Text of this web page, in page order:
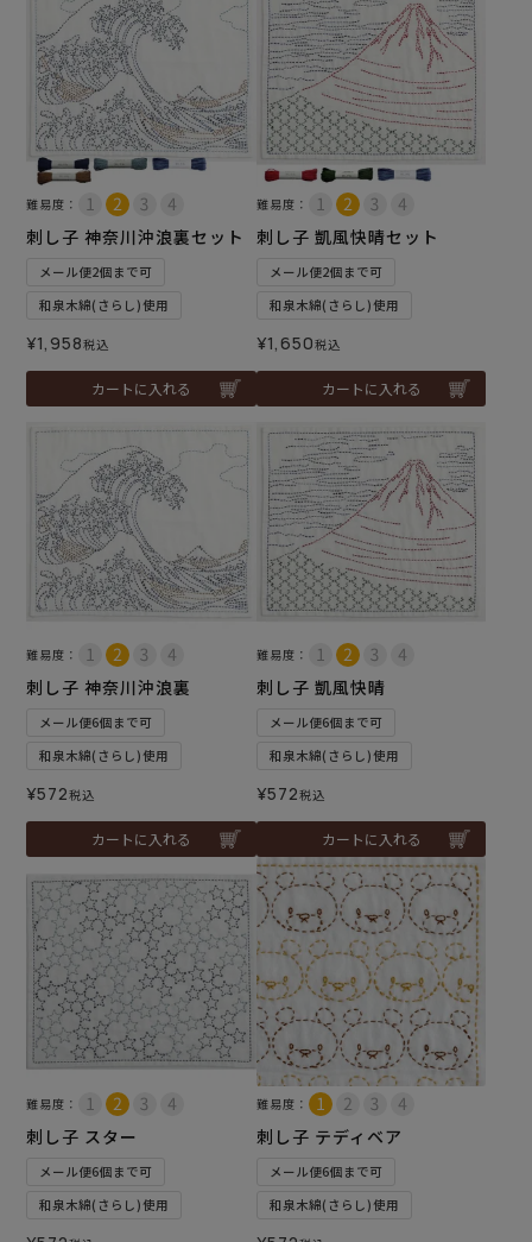
難易度：
刺し子 神奈川沖浪裏セット
メール便2個まで可
和泉木綿(さらし)使用
¥1,958税込
カートに入れる
難易度：
刺し子 凱風快晴セット
メール便2個まで可
和泉木綿(さらし)使用
¥1,650税込
カートに入れる
難易度：
刺し子 神奈川沖浪裏
メール便6個まで可
和泉木綿(さらし)使用
¥572税込
カートに入れる
難易度：
刺し子 凱風快晴
メール便6個まで可
和泉木綿(さらし)使用
¥572税込
カートに入れる
難易度：
刺し子 スター
メール便6個まで可
和泉木綿(さらし)使用
難易度：
刺し子 テディベア
メール便6個まで可
和泉木綿(さらし)使用